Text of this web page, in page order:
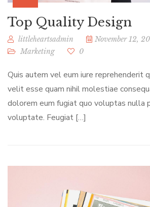
Top Quality Design
littleheartsadmin
November 12,
Marketing
0
Quis autem vel eum iure reprehenderit
velit esse quam nihil molestiae
dolorem eum fugiat quo voluptas nulla
voluptate. Feugiat […]